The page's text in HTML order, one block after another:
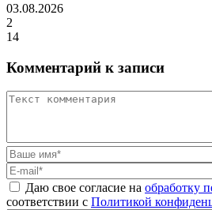
03.08.2026
2
14
Комментарий к записи
Даю свое согласие на обработку
соответствии с Политикой